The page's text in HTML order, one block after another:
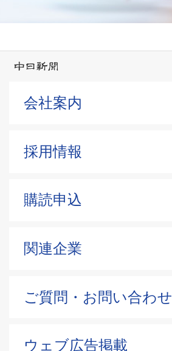
会社案内
採用情報
購読申込
関連企業
ご質問・お問い合わせ
ウェブ広告掲載